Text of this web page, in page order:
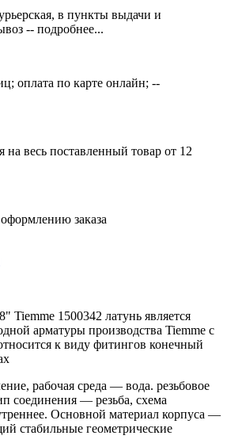
в пункты выдачи и
-- подробнее...
оплата по карте онлайн; --
на весь поставленный товар от 12
заказа
Tiemme 1500342 латунь является
арматуры производства Tiemme с
к виду фитингов конечный
рабочая среда — вода. резьбовое
соединения — резьба, схема
Основной материал корпуса —
стабильные геометрические